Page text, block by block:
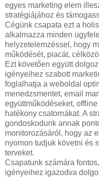
egyes marketing elem
stratégiájához és
Cégünk csapata ezt a
alkalmazza minden
helyzetelemzéssel, hogy
működését, piacát,
Ezt követően együtt
igényeihez szabott
foglalhatja a weboldal
menedzsmentet, email
együttműködéseket,
hatékony csatornákat. A
gondoskodunk annak
monitorozásáról, hogy az
nyomon tudjuk követni és
terveket.
Csapatunk számára
igényeihez igazodva